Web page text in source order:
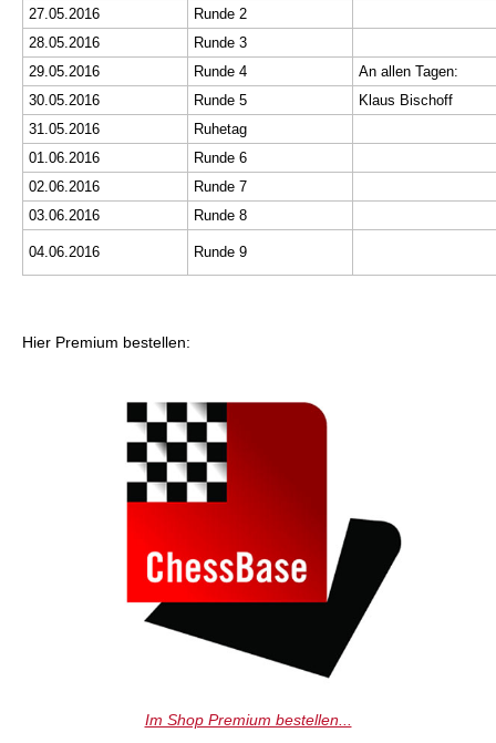
27.05.2016
Runde 2
28.05.2016
Runde 3
29.05.2016
Runde 4
An allen Tagen:
30.05.2016
Runde 5
Klaus Bischoff
31.05.2016
Ruhetag
01.06.2016
Runde 6
02.06.2016
Runde 7
03.06.2016
Runde 8
04.06.2016 Runde 9
Hier Premium bestellen:
Im Shop Premium bestellen...